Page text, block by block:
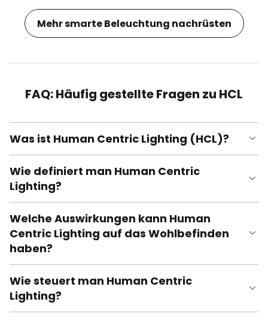
Mehr smarte Beleuchtung nachrüsten
FAQ: Häufig gestellte Fragen zu HCL
Was ist Human Centric Lighting (HCL)?
Wie definiert man Human Centric
Lighting?
Welche Auswirkungen kann Human
Centric Lighting auf das Wohlbefinden
haben?
Wie steuert man Human Centric
Lighting?